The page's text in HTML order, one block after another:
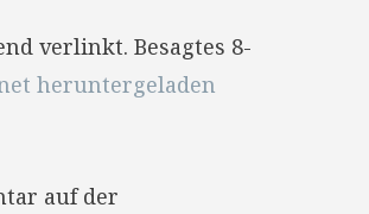
verlinkt. Besagtes 8-
heruntergeladen
auf der